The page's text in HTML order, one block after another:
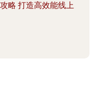
略 打造高效能线上